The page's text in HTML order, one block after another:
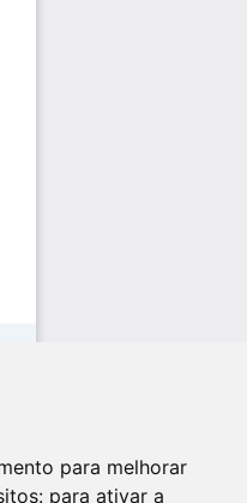
para melhorar
para ativar a